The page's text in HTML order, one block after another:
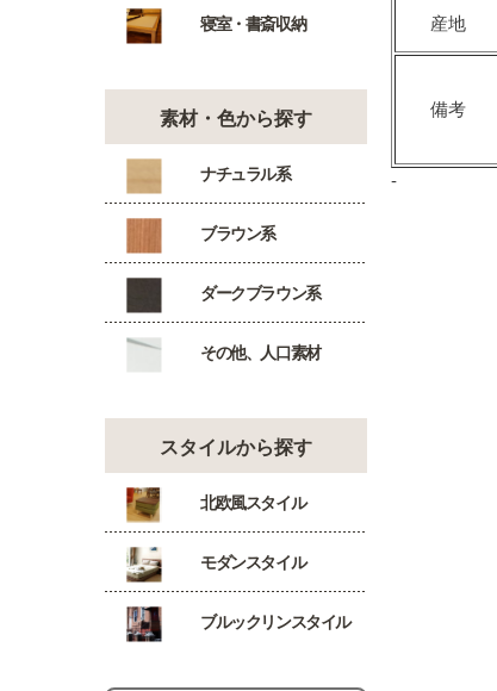
寝室・書斎収納
素材・色から探す
ナチュラル系
ブラウン系
ダークブラウン系
その他、人口素材
スタイルから探す
北欧風スタイル
モダンスタイル
ブルックリンスタイル
産地
備考
-